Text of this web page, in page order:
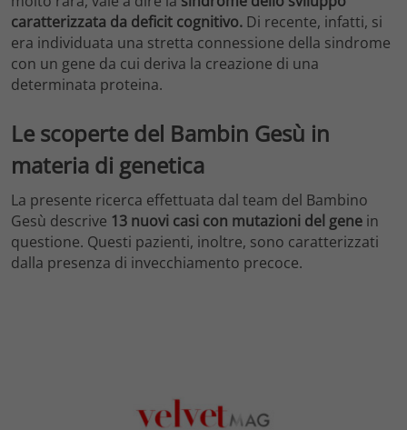
caratterizzata da deficit cognitivo. Di recente, infatti, si
era individuata una stretta connessione della sindrome
con un gene da cui deriva la creazione di una
determinata proteina.
Le scoperte del Bambin Gesù in
materia di genetica
La presente ricerca effettuata dal team del Bambino
Gesù descrive 13 nuovi casi con mutazioni del gene in
questione. Questi pazienti, inoltre, sono caratterizzati
dalla presenza di invecchiamento precoce.